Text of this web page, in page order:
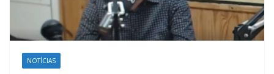
NOTÍCIAS